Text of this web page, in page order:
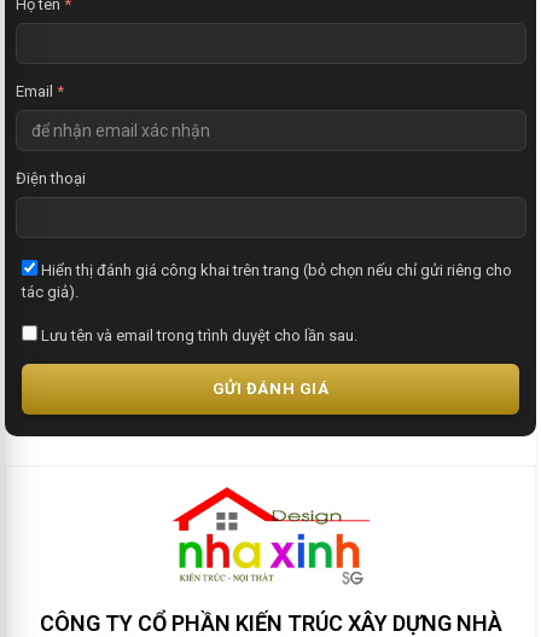
Họ tên *
Email *
Điện thoại
Hiển thị đánh giá công khai trên trang (bỏ chọn nếu chỉ gửi riêng cho
tác giả).
Lưu tên và email trong trình duyệt cho lần sau.
GỬI ĐÁNH GIÁ
CÔNG TY CỔ PHẦN KIẾN TRÚC XÂY DỰNG NHÀ